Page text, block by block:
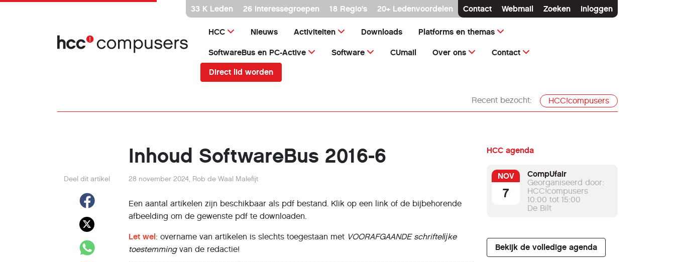
inhoud
33 K Leden 26 interessegroepen 18 Regio's 20+ Ledenvoordelen Contact Webmail Zoeken Inloggen
HCC Nieuws Activiteiten Downloads Platforms en themas
SoftwareBus en PC-Active Software CUmail Over ons Contact
Direct lid worden
Recent bezocht: HCC!compusers
Inhoud SoftwareBus 2016-6
Deel dit artikel 28 november 2024, Rob de Waal Malefijt
Een aantal artikelen zijn beschikbaar als pdf bestand. Klik op een link of de bijbehorende
afbeelding om de gewenste pdf te downloaden.
Let wel: overname van artikelen is slechts toegestaan met VOORAFGAANDE schriftelĳke
toestemmingvan de redactie!
HCC agenda
NOV
7
CompUfair
Georganiseerd door:
HCC!compusers
10:00 tot 15:00
De Bilt
Bekijk de volledige agenda